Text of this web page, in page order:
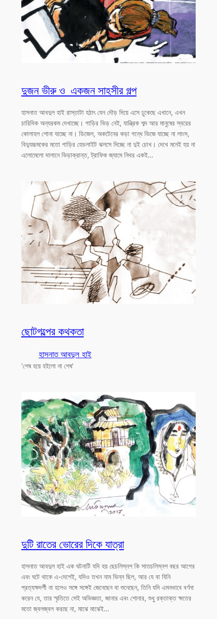
দুজন ভীরু ও একজন সাহসীর গল্প
হাসনাত আবদুল হাই রাস্তাটা হঠাৎ যেন দৌড় দিয়ে এসে ঢুকেছে এখানে, এখন
চারিদিক অন্যরকম দেখাচ্ছে। গাড়ির ভিড় নেই, যান্ত্রিক শব্দ আর মানুষের স্বরের
কোলাহল শোনা যাচ্ছে না। ডিজেল, অকটেনের কড়া গন্ধে ভিজে যাচ্ছে না লাংস,
বিদ্যুচ্চমকের মতো গাড়ির হেডলাইট ঝলসে দিচ্ছে না দুই চোখ। দেখে মনেই হয় না
এলোমেলো দালানে ভিড়াক্রান্ত, ট্রাফিক জ্যামে নিথর একই…
ছোটগল্পের কথকতা
হাসনাত আবদুল হাই
‘শেষ হয়ে হইলো না শেষ’
দুটি রাতের ভোরের দিকে যাত্রা
হাসনাত আবদুল হাই এক ঘটনাটি যদি হয় ছেচলিস্নশ কি সাতচলিস্নশ বছর আগের
এবং ঘটে থাকে এ-দেশেই, যদিও তখন নাম ভিন্ন ছিল, আর যে বা যিনি
প্রত্যক্ষদর্শী না হলেও সঙ্গে সঙ্গেই জেনেছেন বা শুনেছেন, তিনি যদি এমনভাবে বর্ণনা
করেন যে, তার স্মৃতিতে সেই অভিজ্ঞতা, জানার এবং শোনার, শুধু রক্তাক্ত ক্ষতের
মতো জ্বলজ্বল করছে না, মাঝে মাঝেই…